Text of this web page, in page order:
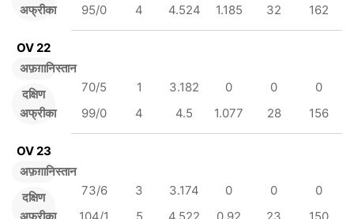
अफ्रीका
95/0
4 4.524 1.185 32 162
OV 22
अफ़ग़ानिस्तान
दक्षिण
अफ्रीका
70/5 1 3.182 0 0
0
99/0
4 4.5 1.077 28 156
OV 23
अफ़ग़ानिस्तान
दक्षिण
73/6 3 3.174 0 0
0